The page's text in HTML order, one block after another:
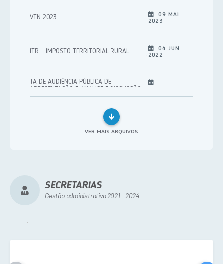
Leilão - Presencial
Pregão Eletrônico
Chamada Pública
Menor Preço por Item
Leilão - Eletrônico
VTN 2023
09 MAI
2023
ITR - IMPOSTO TERRITORIAL RURAL -
PAUTA DO VALOR DA TERRA NUA (VTN) P/
04 JUN
2022
TA DE AUDIÊNCIA PÚBLICA DE
DO PROJETO DE LEI DE DIRETRIZES
VER MAIS ARQUIVOS
SECRETARIAS
Gestão administrativa 2021 - 2024